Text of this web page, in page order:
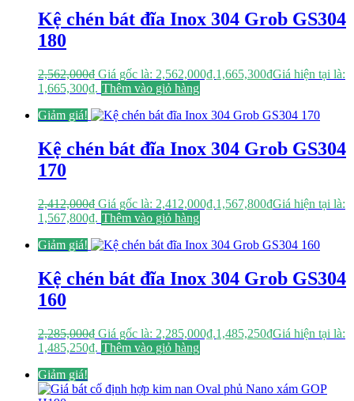
Kệ chén bát đĩa Inox 304 Grob GS304
180
2,562,000₫ Giá gốc là: 2,562,000₫.1,665,300₫Giá hiện tại là:
1,665,300₫. Thêm vào giỏ hàng
Giảm giá!
Kệ chén bát đĩa Inox 304 Grob GS304
170
2,412,000₫ Giá gốc là: 2,412,000₫.1,567,800₫Giá hiện tại là:
1,567,800₫. Thêm vào giỏ hàng
Giảm giá!
Kệ chén bát đĩa Inox 304 Grob GS304
160
2,285,000₫ Giá gốc là: 2,285,000₫.1,485,250₫Giá hiện tại là:
1,485,250₫. Thêm vào giỏ hàng
Giảm giá!